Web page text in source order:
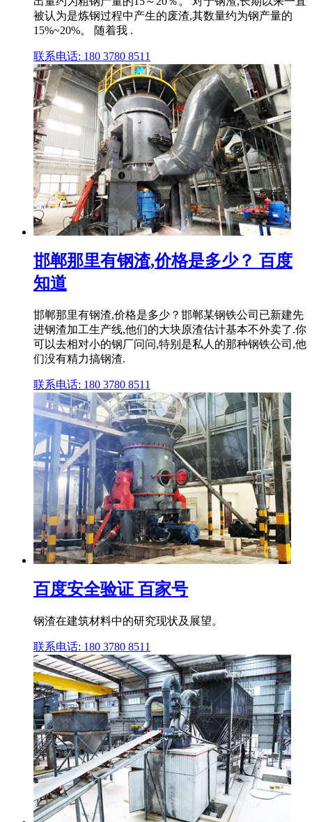
被认为是炼钢过程中产生的废渣,其数量约为钢产量的
15%~20%。 随着我 .
联系电话: 180 3780 8511
邯郸那里有钢渣,价格是多少？ 百度
知道
邯郸那里有钢渣,价格是多少？邯郸某钢铁公司已新建先
进钢渣加工生产线,他们的大块原渣估计基本不外卖了.你
可以去相对小的钢厂问问,特别是私人的那种钢铁公司,他
们没有精力搞钢渣.
联系电话: 180 3780 8511
百度安全验证 百家号
钢渣在建筑材料中的研究现状及展望。
联系电话: 180 3780 8511